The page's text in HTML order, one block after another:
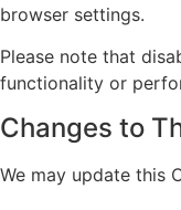
browser settings.
Please note that
functionality or
Changes to
We may update this